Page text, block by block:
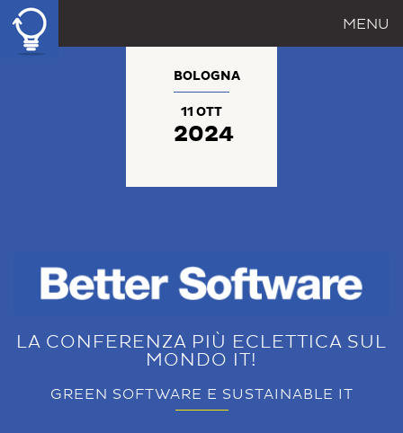
MENU
BOLOGNA
11 OTT
2024
LA CONFERENZA PIÙ ECLETTICA SUL
MONDO IT!
GREEN SOFTWARE E SUSTAINABLE IT